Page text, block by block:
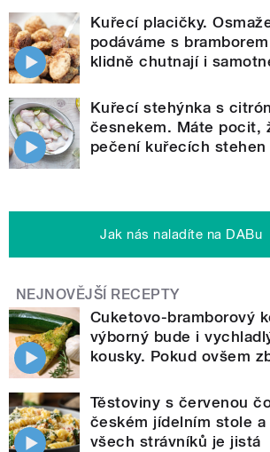
Kuřecí placičky.
podáváme s
klidně chutnají i
Kuřecí stehýnka s
česnekem. Máte pocit,
pečení kuřecích stehen
Jak nás naladíte na DABu
NEJNOVĚJŠÍ RECEPTY
Cuketovo-bramborový
výborný bude i
kousky. Pokud ovšem
Těstoviny s červenou
českém jídelním stole
všech strávníků je jistá